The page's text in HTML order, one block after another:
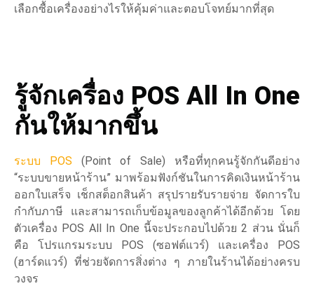
เลือกซื้อเครื่องอย่างไรให้คุ้มค่าและตอบโจทย์มากที่สุด
รู้จักเครื่อง POS All In One
กันให้มากขึ้น
ระบบ POS (Point of Sale) หรือที่ทุกคนรู้จักกันดีอย่าง
“ระบบขายหน้าร้าน” มาพร้อมฟังก์ชันในการคิดเงินหน้าร้าน
ออกใบเสร็จ เช็กสต็อกสินค้า สรุปรายรับรายจ่าย จัดการใบ
กำกับภาษี และสามารถเก็บข้อมูลของลูกค้าได้อีกด้วย โดย
ตัวเครื่อง POS All In One นี้จะประกอบไปด้วย 2 ส่วน นั่นก็
คือ โปรแกรมระบบ POS (ซอฟต์แวร์) และเครื่อง POS
(ฮาร์ดแวร์) ที่ช่วยจัดการสิ่งต่าง ๆ ภายในร้านได้อย่างครบ
วงจร